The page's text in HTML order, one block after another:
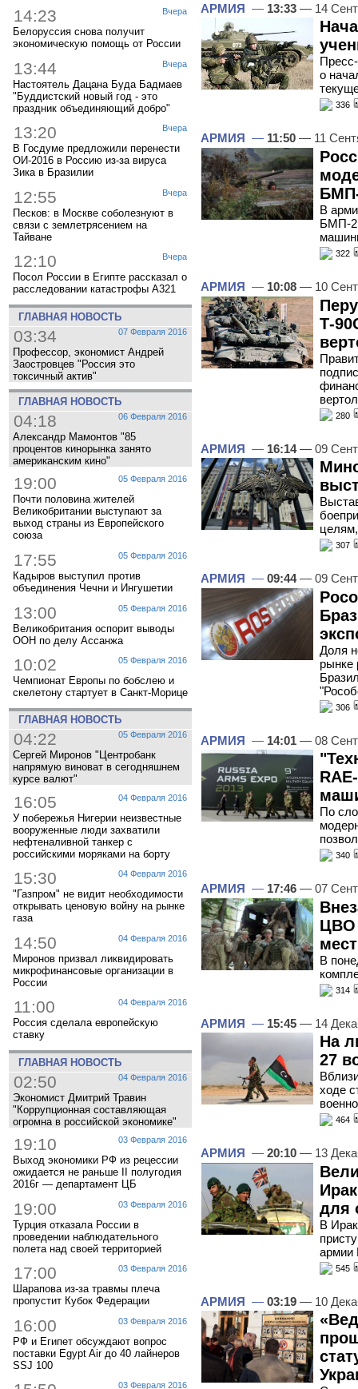
Вчера
14:23
Белоруссия снова получит
экономическую помощь от России
Вчера
13:44
Настоятель Дацана Буда Бадмаев
"Буддистский новый год - это
праздник объединяющий добро"
Вчера
13:20
В Госдуме предложили перенести
ОИ-2016 в Россию из-за вируса
Зика в Бразилии
Вчера
12:55
Песков: в Москве соболезнуют в
связи с землетрясением на
Тайване
Вчера
12:10
Посол России в Египте рассказал о
расследовании катастрофы A321
ГЛАВНАЯ НОВОСТЬ
07 Февраля 2016
03:34
Профессор, экономист Андрей
Заостровцев "Россия это
токсичный актив"
ГЛАВНАЯ НОВОСТЬ
06 Февраля 2016
04:18
Александр Мамонтов "85
процентов кинорынка занято
американским кино"
05 Февраля 2016
19:00
Почти половина жителей
Великобритании выступают за
выход страны из Европейского
союза
05 Февраля 2016
17:55
Кадыров выступил против
объединения Чечни и Ингушетии
05 Февраля 2016
13:00
Великобритания оспорит выводы
ООН по делу Ассанжа
05 Февраля 2016
10:02
Чемпионат Европы по бобслею и
скелетону стартует в Санкт-Морице
ГЛАВНАЯ НОВОСТЬ
05 Февраля 2016
04:22
Сергей Миронов "Центробанк
напрямую виноват в сегодняшнем
курсе валют"
04 Февраля 2016
16:05
У побережья Нигерии неизвестные
вооруженные люди захватили
нефтеналивной танкер с
российскими моряками на борту
04 Февраля 2016
15:30
"Газпром" не видит необходимости
открывать ценовую войну на рынке
газа
04 Февраля 2016
14:50
Миронов призвал ликвидировать
микрофинансовые организации в
России
04 Февраля 2016
11:00
Россия сделала европейскую
ставку
ГЛАВНАЯ НОВОСТЬ
04 Февраля 2016
02:50
Экономист Дмитрий Травин
"Коррупционная составляющая
огромна в российской экономике"
03 Февраля 2016
19:10
Выход экономики РФ из рецессии
ожидается не раньше II полугодия
2016г — департамент ЦБ
03 Февраля 2016
19:00
Турция отказала России в
проведении наблюдательного
полета над своей территорией
03 Февраля 2016
17:00
Шарапова из-за травмы плеча
пропустит Кубок Федерации
03 Февраля 2016
16:00
РФ и Египет обсуждают вопрос
поставки Egypt Air до 40 лайнеров
SSJ 100
03 Февраля 2016
АРМИЯ — 13:33 — 14
о
336
АРМИЯ — 11:50 — 11
В
БМП-2,
322
АРМИЯ — 10:08 — 10
Т-
280
АРМИЯ — 16:14— 09
307
АРМИЯ — 09:44— 09
Доля
рынке
306
АРМИЯ — 14:01 — 08
По
340
АРМИЯ — 17:46 — 07
ЦВО
В
314
АРМИЯ — 15:45 — 14
На
27
ходе
464
АРМИЯ — 20:10 — 13
для
В
армии
545
АРМИЯ — 03:19 — 10